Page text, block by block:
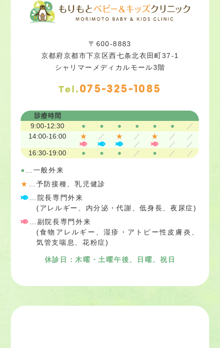
〒600-8883
京都府京都市下京区西七条北衣田町37-1
シャリマーメディカルモール3階
Tel.075-325-1085
診療時間
9:00-12:30
● ● ● ● ● ●
／
14:00-16:00
★ ／ ★ ／ ★ ／
／
／
／
／
16:30-19:00
● ● ● ／ ● ／ ／
●
…一般外来
★
…予防接種、乳児健診
…院長専門外来
(アレルギー、内分泌・代謝、低身長、夜尿症)
…副院長専門外来
(食物アレルギー、湿疹・アトピー性皮膚炎、
気管支喘息、花粉症)
休診日：木曜・土曜午後、日曜、祝日